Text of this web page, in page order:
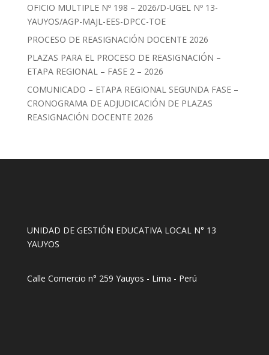
OFICIO MULTIPLE Nº 198 – 2026/D-UGEL Nº 13-
YAUYOS/AGP-MAJL-EES-DPCC-TOE
PROCESO DE REASIGNACIÓN DOCENTE 2026
PLAZAS PARA EL PROCESO DE REASIGNACIÓN –
ETAPA REGIONAL – FASE 2 – 2026
COMUNICADO – ETAPA REGIONAL SEGUNDA FASE –
CRONOGRAMA DE ADJUDICACIÓN DE PLAZAS
REASIGNACIÓN DOCENTE 2026
UNIDAD DE GESTIÓN EDUCATIVA LOCAL N° 13
YAUYOS
Calle Comercio n° 259 Yauyos - Lima - Perú